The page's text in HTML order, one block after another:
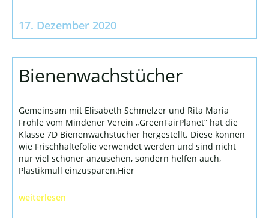
17. Dezember 2020
Bienenwachstücher
Gemeinsam mit Elisabeth Schmelzer und Rita Maria
Fröhle vom Mindener Verein „GreenFairPlanet“ hat die
Klasse 7D Bienenwachstücher hergestellt. Diese können
wie Frischhaltefolie verwendet werden und sind nicht
nur viel schöner anzusehen, sondern helfen auch,
Plastikmüll einzusparen.Hier
weiterlesen